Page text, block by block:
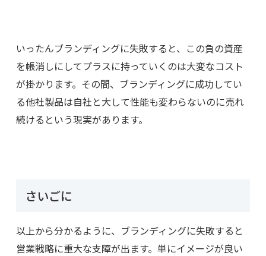
いったんブランディングに失敗すると、この負の資産
を帳消しにしてプラスに持っていくのは大変なコスト
が掛かります。その間、ブランディングに成功してい
る他社製品は自社と大して性能も変わらないのに売れ
続けるという現実があります。
さいごに
以上から分かるように、ブランディングに失敗すると
営業戦略に重大な支障が出ます。単にイメージが良い